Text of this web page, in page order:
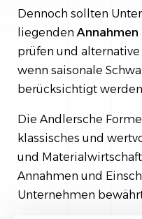
Dennoch sollten
liegendenAnnahmen
prüfen und
wenn saisonale
berücksichtigt
Die Andlersche
klassisches und
und
Annahmen und
Unternehmen